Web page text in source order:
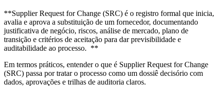
**Supplier Request for Change (SRC) é o registro formal que inicia,
avalia e aprova a substituição de um fornecedor, documentando
justificativa de negócio, riscos, análise de mercado, plano de
transição e critérios de aceitação para dar previsibilidade e
auditabilidade ao processo. **
Em termos práticos, entender o que é Supplier Request for Change
(SRC) passa por tratar o processo como um dossiê decisório com
dados, aprovações e trilhas de auditoria claros.